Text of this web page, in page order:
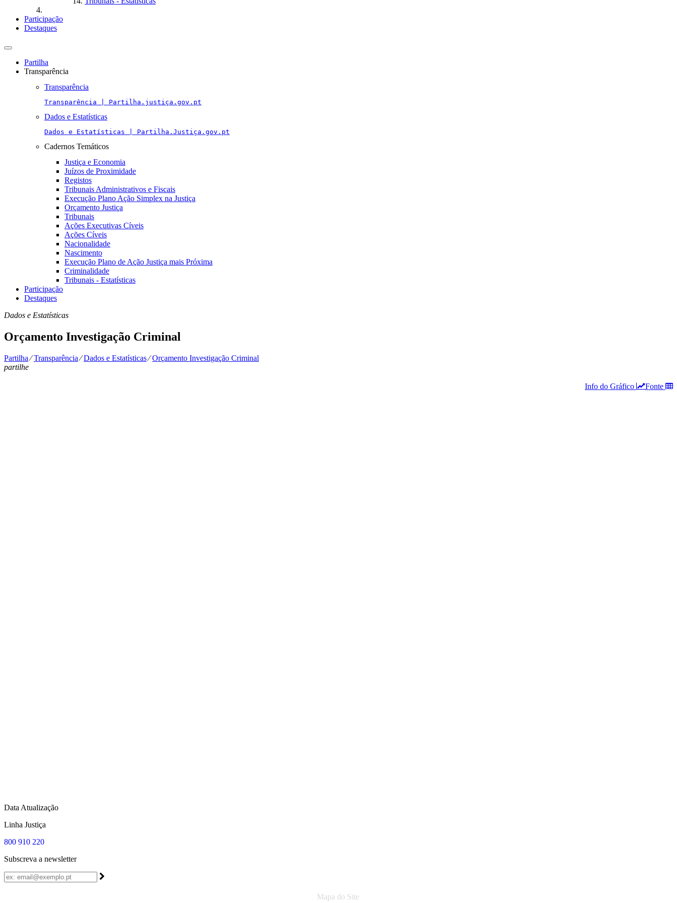
Participação
Destaques
Toggle
navigationPartilha
Transparência
Transparência
Transparência | Partilha.justiça.gov.pt
Dados e Estatísticas
Dados e Estatísticas | Partilha.Justiça.gov.pt
Cadernos Temáticos
Justiça e Economia
Juízos de Proximidade
Registos
Tribunais Administrativos e Fiscais
Execução Plano Ação Simplex na Justiça
Orçamento Justiça
Tribunais
Ações Executivas Cíveis
Ações Cíveis
Nacionalidade
Nascimento
Execução Plano de Ação Justiça mais Próxima
Criminalidade
Tribunais - Estatísticas
Participação
Destaques
Dados e Estatísticas
Orçamento Investigação Criminal
Partilha⁄Transparência⁄Dados e Estatísticas⁄Orçamento Investigação Criminal
partilhe
Fonte
Info do Gráfico
Data Atualização
Linha Justiça
800 910 220
Subscreva a newsletter
Mapa do Site